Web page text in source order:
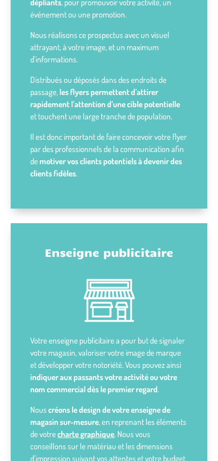
dépliants, pour promouvoir votre activité, un
événement ou une promotion.
Nous réalisons ce prospectus avec un visuel
attrayant, à votre image, et un maximum
d’informations.
Distribués ou déposés dans des endroits de
passage, les flyers permettent d’attirer
rapidement l’attention d’une cible potentielle
et touchent une large tranche de population.
Il est donc important de faire concevoir votre flyer
par des professionnels de la communication afin
demotiver vos clients potentiels à devenir des
clients fidèles.
Enseigne publicitaire
Votre enseigne publicitaire a pour but de signaler
votre magasin, valoriser votre image de marque
et développer votre notoriété. Vous pouvez ainsi
indiquer aux passants votre activité ou votre
nom commercial dès le premier regard.
Nouscréons le design de votre enseigne de
magasin sur-mesure, en reprenant les éléments
de votrecharte graphique. Nous vous
conseillons sur le matériau et les dimensions
d’impression suivant vos attentes et votre budget.